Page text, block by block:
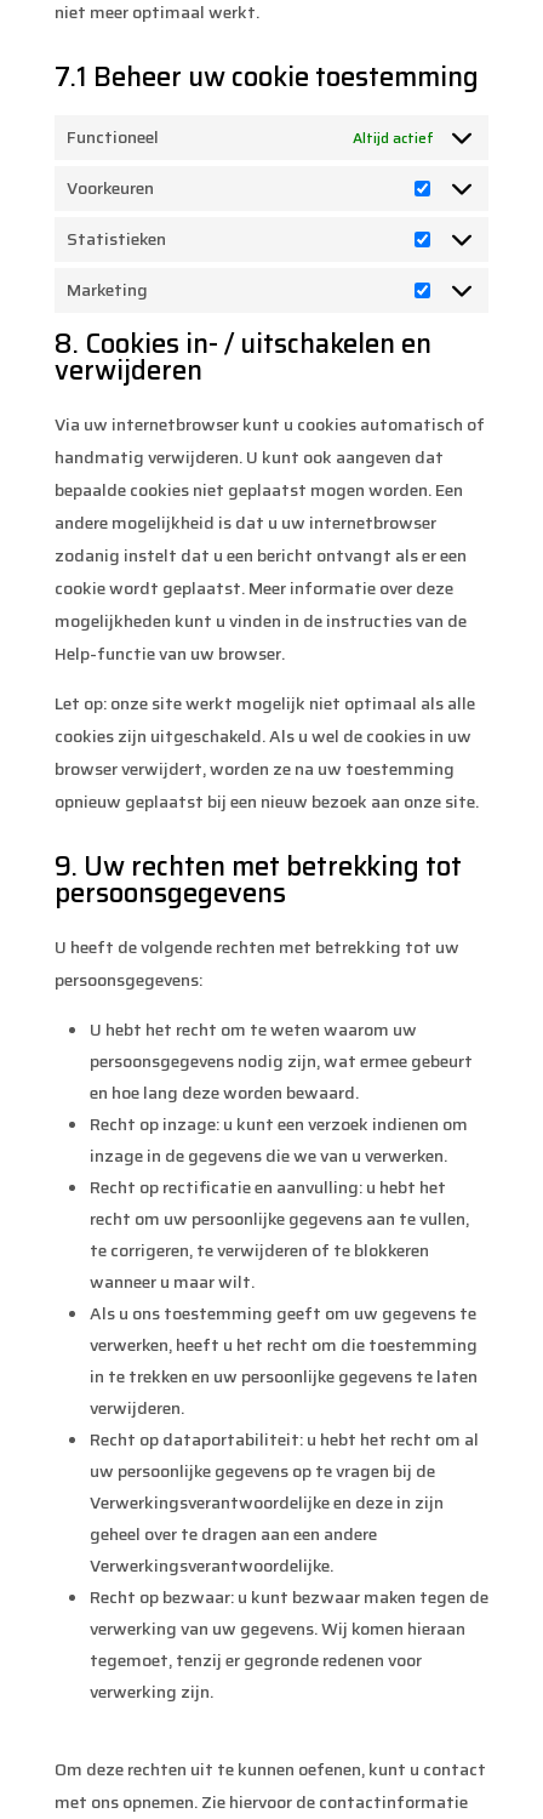
niet meer optimaal werkt.
7.1 Beheer uw cookie toestemming
Functioneel Altijd actief
Voorkeuren
Voorkeuren
Statistieken
Statistieken
Marketing
Marketing
8. Cookies in- / uitschakelen en
verwijderen
Via uw internetbrowser kunt u cookies automatisch of
handmatig verwijderen. U kunt ook aangeven dat
bepaalde cookies niet geplaatst mogen worden. Een
andere mogelijkheid is dat u uw internetbrowser
zodanig instelt dat u een bericht ontvangt als er een
cookie wordt geplaatst. Meer informatie over deze
mogelijkheden kunt u vinden in de instructies van de
Help-functie van uw browser.
Let op: onze site werkt mogelijk niet optimaal als alle
cookies zijn uitgeschakeld. Als u wel de cookies in uw
browser verwijdert, worden ze na uw toestemming
opnieuw geplaatst bij een nieuw bezoek aan onze site.
9. Uw rechten met betrekking tot
persoonsgegevens
U heeft de volgende rechten met betrekking tot uw
persoonsgegevens:
U hebt het recht om te weten waarom uw
persoonsgegevens nodig zijn, wat ermee gebeurt
en hoe lang deze worden bewaard.
Recht op inzage: u kunt een verzoek indienen om
inzage in de gegevens die we van u verwerken.
Recht op rectificatie en aanvulling: u hebt het
recht om uw persoonlijke gegevens aan te vullen,
te corrigeren, te verwijderen of te blokkeren
wanneer u maar wilt.
Als u ons toestemming geeft om uw gegevens te
verwerken, heeft u het recht om die toestemming
in te trekken en uw persoonlijke gegevens te laten
verwijderen.
Recht op dataportabiliteit: u hebt het recht om al
uw persoonlijke gegevens op te vragen bij de
Verwerkingsverantwoordelijke en deze in zijn
geheel over te dragen aan een andere
Verwerkingsverantwoordelijke.
Recht op bezwaar: u kunt bezwaar maken tegen de
verwerking van uw gegevens. Wij komen hieraan
tegemoet, tenzij er gegronde redenen voor
verwerking zijn.
Om deze rechten uit te kunnen oefenen, kunt u contact
met ons opnemen. Zie hiervoor de contactinformatie